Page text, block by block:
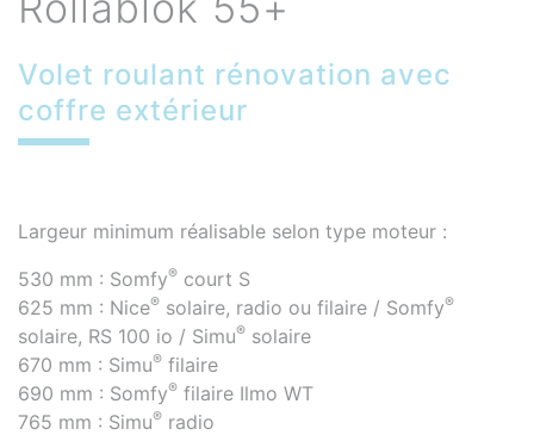
Volet roulant rénovation avec
coffre extérieur
Largeur minimum réalisable selon type moteur :
530 mm : Somfy® court S
625 mm : Nice® solaire, radio ou filaire / Somfy®
solaire, RS 100 io / Simu® solaire
670 mm : Simu® filaire
690 mm : Somfy® filaire Ilmo WT
765 mm : Simu® radio